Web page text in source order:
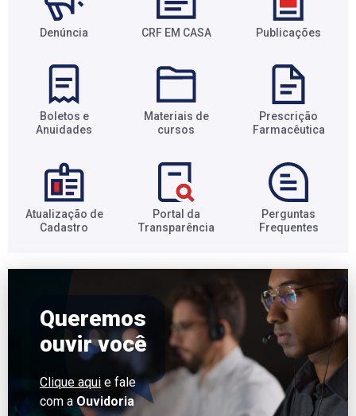
Denúncia CRF EM CASA Publicações
Boletos e
Anuidades​
Materiais de
cursos​
Prescrição
Farmacêutica​
Atualização de
Cadastro​
Portal da
Transparência​
Perguntas
Frequentes​
Queremos
ouvir você
Clique aqui e fale
com a Ouvidoria